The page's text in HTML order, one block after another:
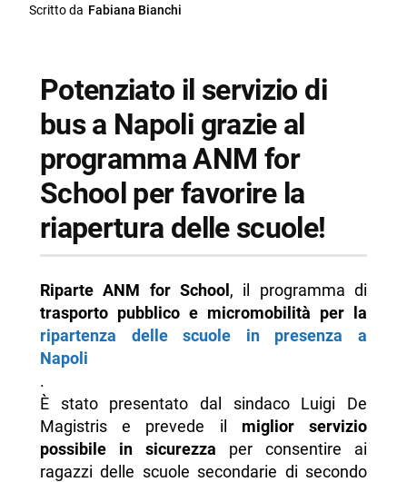
Scritto da Fabiana Bianchi
Potenziato il servizio di
bus a Napoli grazie al
programma ANM for
School per favorire la
riapertura delle scuole!
Riparte ANM for School , il programma di
trasporto pubblico e micromobilità per la
ripartenza delle scuole in presenza a
Napoli
.
È stato presentato dal sindaco Luigi De
Magistris e prevede il miglior servizio
possibile in sicurezza per consentire ai
ragazzi delle scuole secondarie di secondo